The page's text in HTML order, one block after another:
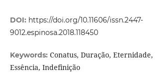
DOI: https://doi.org/10.11606/issn.2447-
9012.espinosa.2018.118450
Keywords: Conatus, Duração, Eternidade,
Essência, Indefinição